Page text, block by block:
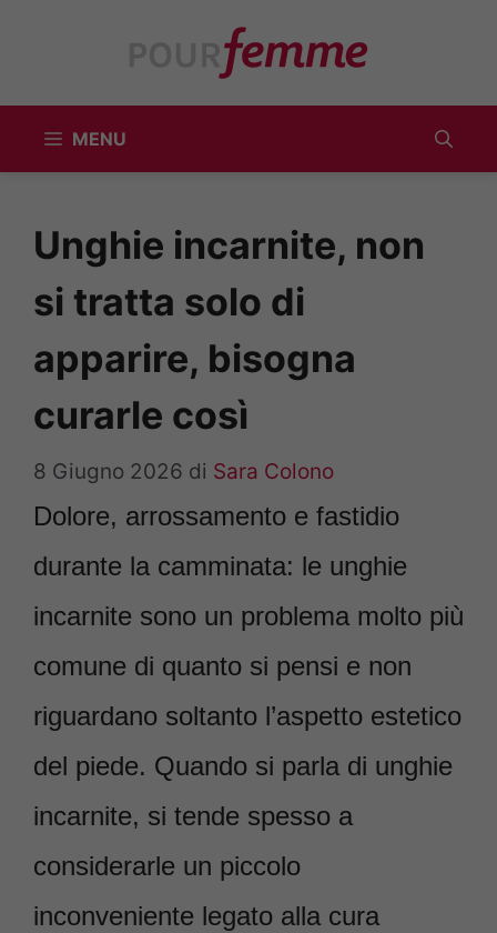
MENU
Unghie incarnite, non
si tratta solo di
apparire, bisogna
curarle così
8 Giugno 2026 di Sara Colono
Dolore, arrossamento e fastidio
durante la camminata: le unghie
incarnite sono un problema molto più
comune di quanto si pensi e non
riguardano soltanto l’aspetto estetico
del piede. Quando si parla di unghie
incarnite, si tende spesso a
considerarle un piccolo
inconveniente legato alla cura